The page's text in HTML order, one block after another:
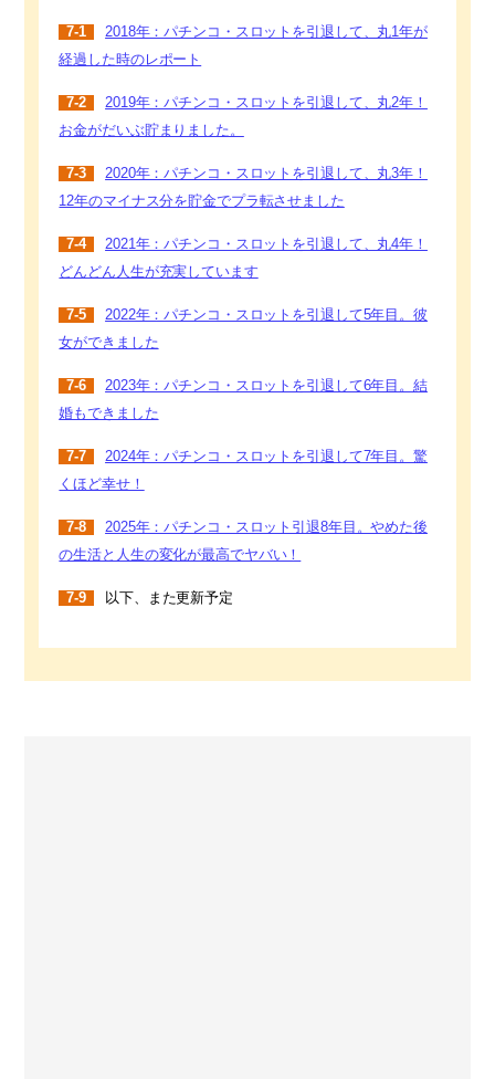
7-1
2018年：パチンコ・スロットを引退して、丸1年が
経過した時のレポート
7-2
2019年：パチンコ・スロットを引退して、丸2年！
お金がだいぶ貯まりました。
7-3
2020年：パチンコ・スロットを引退して、丸3年！
12年のマイナス分を貯金でプラ転させました
7-4
2021年：パチンコ・スロットを引退して、丸4年！
どんどん人生が充実しています
7-5
2022年：パチンコ・スロットを引退して5年目。彼
女ができました
7-6
2023年：パチンコ・スロットを引退して6年目。結
婚もできました
7-7
2024年：パチンコ・スロットを引退して7年目。驚
くほど幸せ！
7-8
2025年：パチンコ・スロット引退8年目。やめた後
の生活と人生の変化が最高でヤバい！
7-9 以下、また更新予定